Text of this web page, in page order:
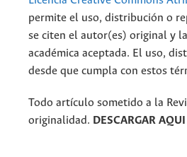
permite el uso, distribución o
se citen el autor(es) original y
académica aceptada. El uso,
desde que cumpla con estos
Todo artículo sometido a la
originalidad. DESCARGAR AQUI